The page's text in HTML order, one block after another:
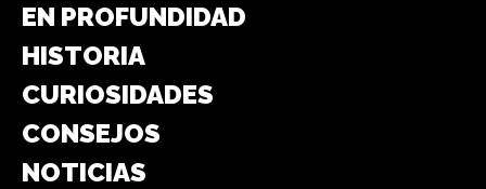
EN PROFUNDIDAD
HISTORIA
CURIOSIDADES
CONSEJOS
NOTICIAS